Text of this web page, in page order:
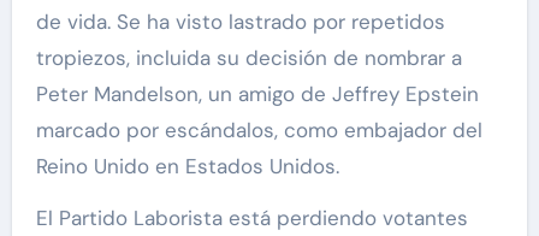
de vida. Se ha visto lastrado por repetidos
tropiezos, incluida su decisión de nombrar a
Peter Mandelson, un amigo de Jeffrey Epstein
marcado por escándalos, como embajador del
Reino Unido en Estados Unidos.
El Partido Laborista está perdiendo votantes